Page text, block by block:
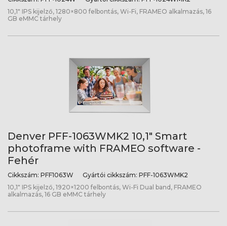
10,1" IPS kijelző, 1280×800 felbontás, Wi-Fi, FRAMEO alkalmazás, 16
GB eMMC tárhely
Denver PFF-1063WMK2 10,1" Smart
photoframe with FRAMEO software -
Fehér
Cikkszám: PFF1063W Gyártói cikkszám: PFF-1063WMK2
10,1" IPS kijelző, 1920×1200 felbontás, Wi-Fi Dual band, FRAMEO
alkalmazás, 16 GB eMMC tárhely